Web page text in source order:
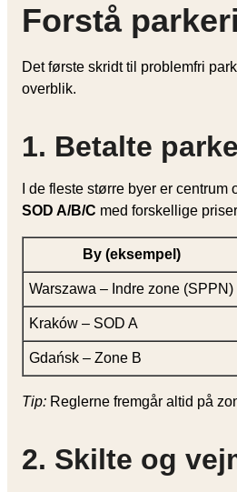
Forstå
Det første skridt til problemfri
overblik.
1. Betalte
I de fleste større byer er centrum
SOD A/B/C med forskellige
By (eksempel)
Warszawa – Indre zone (SPPN)
Kraków – SOD A
Gdańsk – Zone B
Tip: Reglerne fremgår altid på
2. Skilte og